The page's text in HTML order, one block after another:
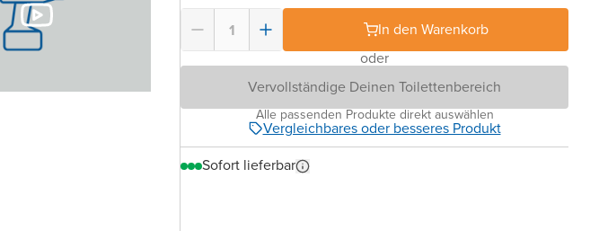
In den Warenkorb
oder
Vervollständige Deinen Toilettenbereich
Alle passenden Produkte direkt auswählen
Vergleichbares oder besseres Produkt
Sofort lieferbar